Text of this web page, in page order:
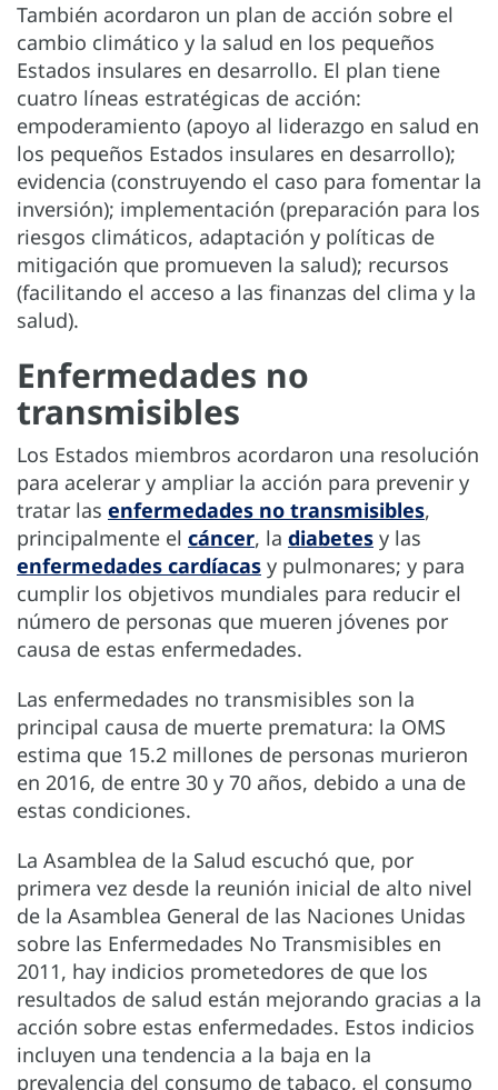
También acordaron un plan de acción sobre el
cambio climático y la salud en los pequeños
Estados insulares en desarrollo. El plan tiene
cuatro líneas estratégicas de acción:
empoderamiento (apoyo al liderazgo en salud en
los pequeños Estados insulares en desarrollo);
evidencia (construyendo el caso para fomentar la
inversión); implementación (preparación para los
riesgos climáticos, adaptación y políticas de
mitigación que promueven la salud); recursos
(facilitando el acceso a las finanzas del clima y la
salud).
Enfermedades no
transmisibles
Los Estados miembros acordaron una resolución
para acelerar y ampliar la acción para prevenir y
tratar las enfermedades no transmisibles,
principalmente el cáncer, la diabetes y las
enfermedades cardíacas y pulmonares; y para
cumplir los objetivos mundiales para reducir el
número de personas que mueren jóvenes por
causa de estas enfermedades.
Las enfermedades no transmisibles son la
principal causa de muerte prematura: la OMS
estima que 15.2 millones de personas murieron
en 2016, de entre 30 y 70 años, debido a una de
estas condiciones.
La Asamblea de la Salud escuchó que, por
primera vez desde la reunión inicial de alto nivel
de la Asamblea General de las Naciones Unidas
sobre las Enfermedades No Transmisibles en
2011, hay indicios prometedores de que los
resultados de salud están mejorando gracias a la
acción sobre estas enfermedades. Estos indicios
incluyen una tendencia a la baja en la
prevalencia del consumo de tabaco, el consumo